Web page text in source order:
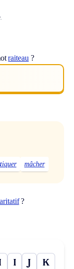
raiteau?
mâcher
?
I J K